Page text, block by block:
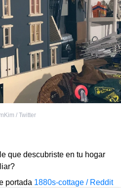
/ Twitter
que descubriste en tu hogar
portada 1880s-cottage / Reddit